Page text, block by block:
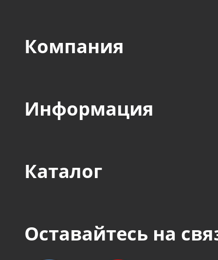
Компания
Информация
Каталог
Оставайтесь на